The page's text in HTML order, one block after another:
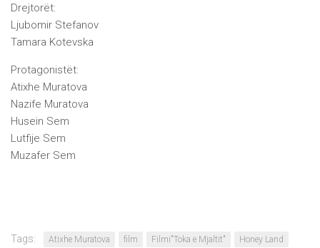
Drejtorët:
Ljubomir Stefanov
Tamara Kotevska
Protagonistët:
Atixhe Muratova
Nazife Muratova
Husein Sem
Lutfije Sem
Muzafer Sem
Tags: Atixhe Muratova film Filmi"Toka e Mjaltit"
Honey Land